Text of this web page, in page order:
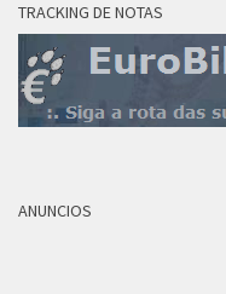
TRACKING DE NOTAS
ANUNCIOS